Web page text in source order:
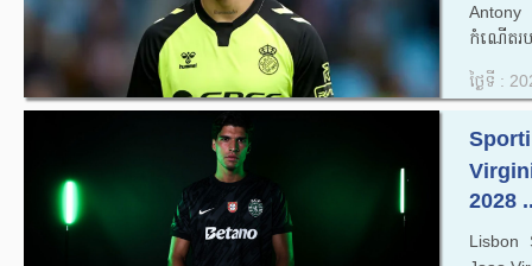
Antony
កំណើតរ
ថ្ងៃទី :
2028
Lisbon